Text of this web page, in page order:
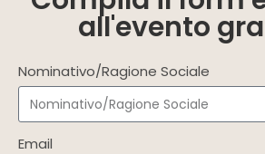
all'evento
Nominativo/Ragione Sociale
Email